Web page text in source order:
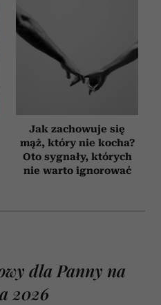
Jak zachowuje się
mąż, który nie kocha?
Oto sygnały, których
nie warto ignorować
dla Panny na
2026